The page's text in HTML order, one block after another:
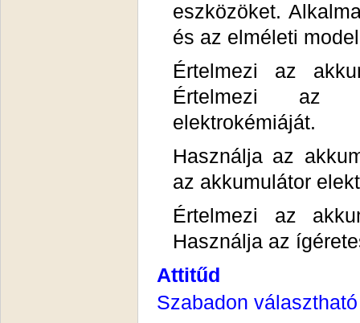
eszközöket.
és az elméleti
Értelmezi az
Értelmezi az
elektrokémiáját.
Használja az
az akkumulátor
Értelmezi az
Használja az
Attitűd
Szabadon